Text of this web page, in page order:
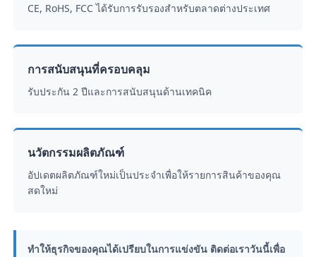
CE, RoHS, FCC ได้รับการรับรองสำหรับตลาดต่างประเทศ
การสนับสนุนที่ครอบคลุม
รับประกัน 2 ปีและการสนับสนุนด้านเทคนิค
นวัตกรรมผลิตภัณฑ์
อัปเดตผลิตภัณฑ์ใหม่เป็นประจำเพื่อให้รายการสินค้าของคุณ
สดใหม่
ทำให้ธุรกิจของคุณได้เปรียบในการแข่งขัน ติดต่อเราวันนี้เพื่อ